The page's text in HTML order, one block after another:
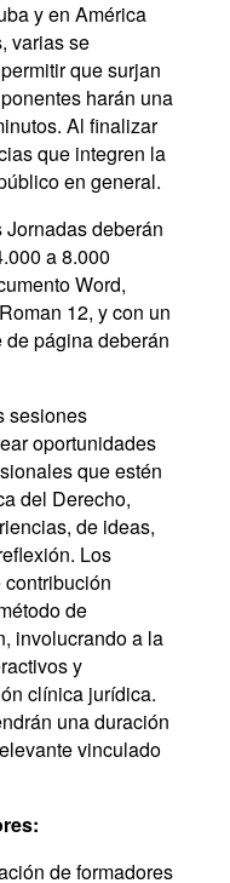
y en América
varias se
que surjan
harán una
Al finalizar
que integren la
en general.
deberán
a 8.000
Word,
12, y con un
página deberán
sesiones
oportunidades
que estén
del Derecho,
de ideas,
Los
de
involucrando a la
y
clínica jurídica.
una duración
vinculado
de formadores